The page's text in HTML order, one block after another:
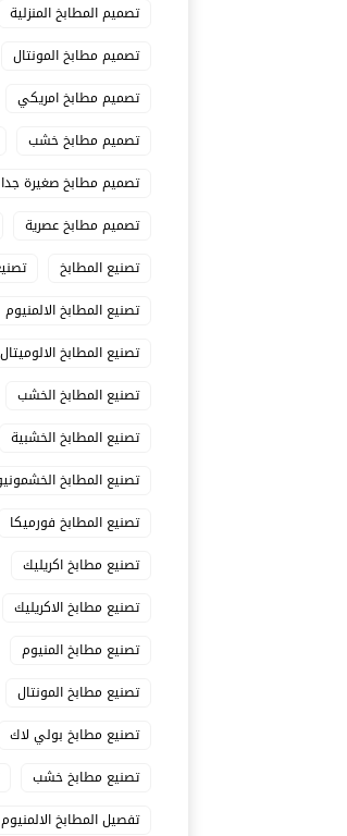
تصميم المطابخ المنزلية
تصميم مطابخ المونتال
تصميم مطابخ امريكي
تصميم مطابخ خشب
تصميم مطابخ صغيرة جدا
تصميم مطابخ عصرية
تصنيع المطابخ
تصنيع المطابخ الالمنيوم
تصنيع المطابخ الالوميتال
تصنيع المطابخ الخشب
تصنيع المطابخ الخشبية
تصنيع المطابخ
تصنيع المطابخ فورميكا
تصنيع مطابخ اكريليك
تصنيع مطابخ الاكريليك
تصنيع مطابخ المنيوم
تصنيع مطابخ المونتال
تصنيع مطابخ بولي لاك
تصنيع مطابخ خشب
تفصيل المطابخ الالمنيوم